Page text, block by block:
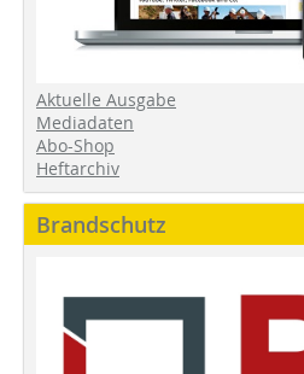
Aktuelle Ausgabe
Mediadaten
Abo-Shop
Heftarchiv
Brandschutz